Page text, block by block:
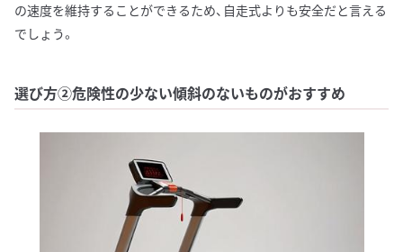
の速度を維持することができるため、自走式よりも安全だと言える
でしょう。
選び方②危険性の少ない傾斜のないものがおすすめ